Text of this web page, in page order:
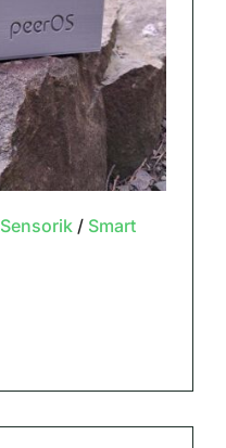
Sensorik/ Smart